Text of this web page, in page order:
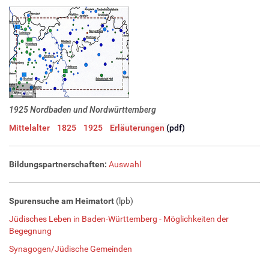
Lizenz
1925 Nordbaden und Nordwürttemberg
Mittelalter
1825 1925 Erläuterungen (pdf)
Bildungspartnerschaften: Auswahl
Spurensuche am Heimatort (lpb)
Jüdisches Leben in Baden-Württemberg - Möglichkeiten der
Begegnung
Synagogen/Jüdische Gemeinden